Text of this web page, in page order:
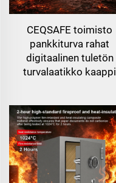
CEQSAFE toimisto
pankkiturva rahat
digitaalinen tuletön
turvalaatikko kaappi